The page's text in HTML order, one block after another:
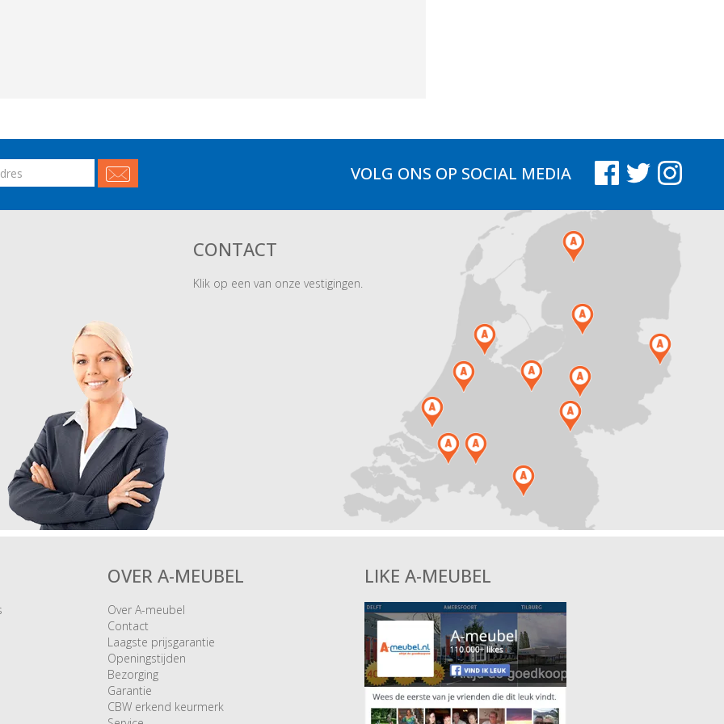
VOLG ONS OP SOCIAL MEDIA
CONTACT
Klik op een van onze vestigingen.
OVER A-MEUBEL
Over A-meubel
Contact
Laagste prijsgarantie
Openingstijden
Bezorging
Garantie
CBW erkend keurmerk
LIKE A-MEUBEL